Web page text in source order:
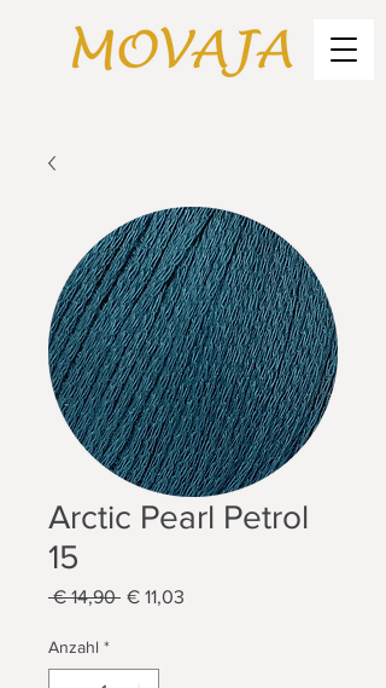
Arctic Pearl Petrol
15
€ 14,90 Standardpreis
€ 11,03
Anzahl *